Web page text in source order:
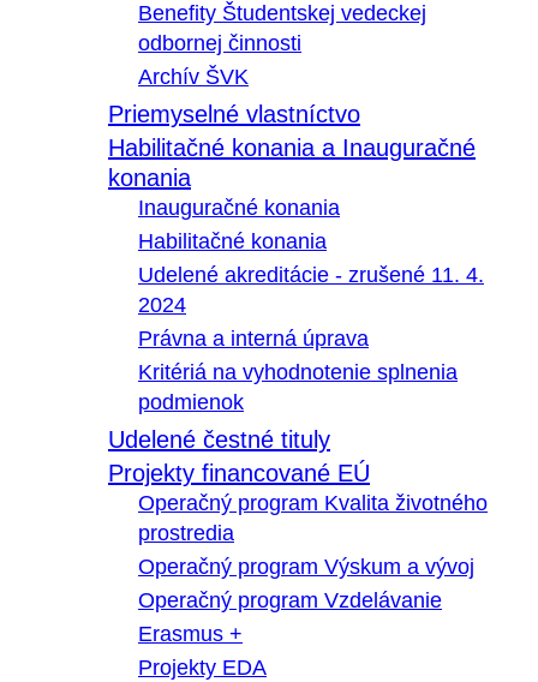
Benefity Študentskej vedeckej
odbornej činnosti
Archív ŠVK
Priemyselné vlastníctvo
Habilitačné konania a Inauguračné
konania
Inauguračné konania
Habilitačné konania
Udelené akreditácie - zrušené 11. 4.
2024
Právna a interná úprava
Kritériá na vyhodnotenie splnenia
podmienok
Udelené čestné tituly
Projekty financované EÚ
Operačný program Kvalita životného
prostredia
Operačný program Výskum a vývoj
Operačný program Vzdelávanie
Erasmus +
Projekty EDA